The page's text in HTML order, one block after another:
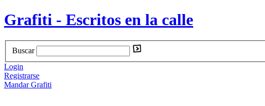
Grafiti - Escritos en la calle
Buscar
Login
Registrarse
Mandar Grafiti